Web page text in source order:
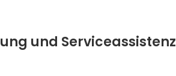
und Serviceassistenz